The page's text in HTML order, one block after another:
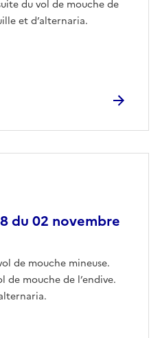
du vol de mouche de
et d’alternaria.
du 02 novembre
de mouche mineuse.
de mouche de l’endive.